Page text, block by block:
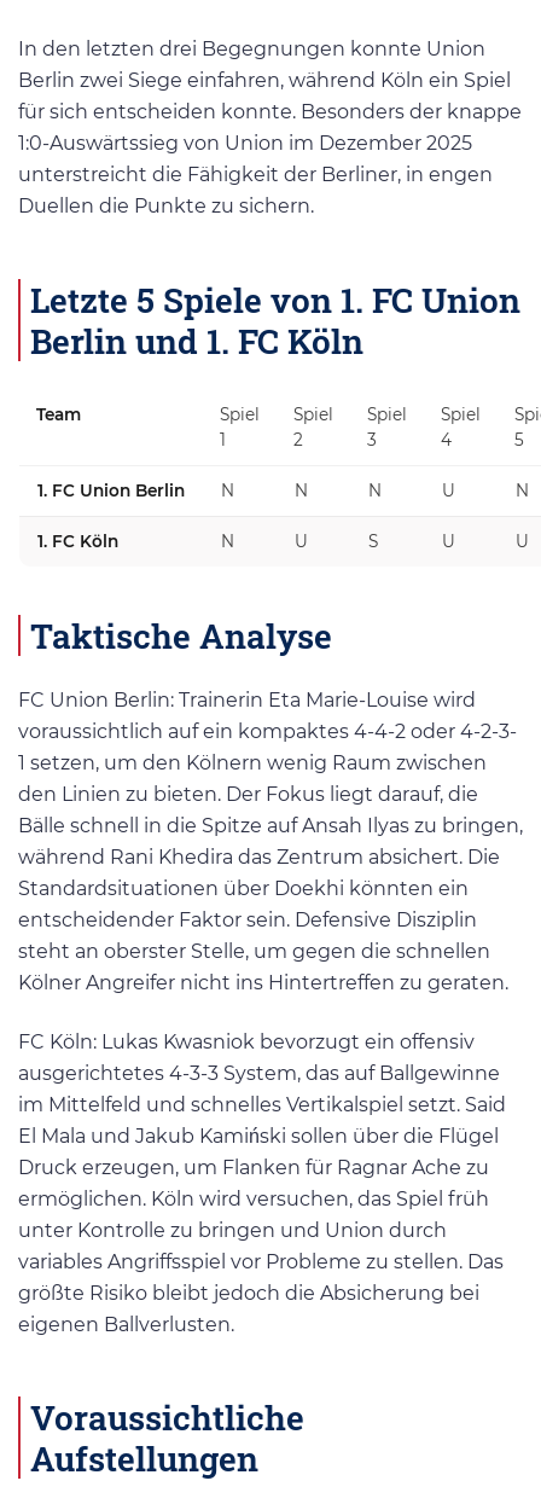
In den letzten drei Begegnungen konnte Union
Berlin zwei Siege einfahren, während Köln ein Spiel
für sich entscheiden konnte. Besonders der knappe
1:0-Auswärtssieg von Union im Dezember 2025
unterstreicht die Fähigkeit der Berliner, in engen
Duellen die Punkte zu sichern.
Letzte 5 Spiele von 1. FC Union
Berlin und 1. FC Köln
Team
Spiel
1
Spiel
2
Spiel
3
Spiel
4
5
1. FC Union Berlin N N N U N
1. FC Köln N U S U U
Taktische Analyse
FC Union Berlin: Trainerin Eta Marie-Louise wird
voraussichtlich auf ein kompaktes 4-4-2 oder 4-2-3-
1 setzen, um den Kölnern wenig Raum zwischen
den Linien zu bieten. Der Fokus liegt darauf, die
Bälle schnell in die Spitze auf Ansah Ilyas zu bringen,
während Rani Khedira das Zentrum absichert. Die
Standardsituationen über Doekhi könnten ein
entscheidender Faktor sein. Defensive Disziplin
steht an oberster Stelle, um gegen die schnellen
Kölner Angreifer nicht ins Hintertreffen zu geraten.
FC Köln: Lukas Kwasniok bevorzugt ein offensiv
ausgerichtetes 4-3-3 System, das auf Ballgewinne
im Mittelfeld und schnelles Vertikalspiel setzt. Said
El Mala und Jakub Kamiński sollen über die Flügel
Druck erzeugen, um Flanken für Ragnar Ache zu
ermöglichen. Köln wird versuchen, das Spiel früh
unter Kontrolle zu bringen und Union durch
variables Angriffsspiel vor Probleme zu stellen. Das
größte Risiko bleibt jedoch die Absicherung bei
eigenen Ballverlusten.
Voraussichtliche
Aufstellungen